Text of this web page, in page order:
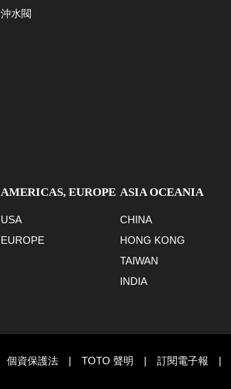
沖水閥
AMERICAS, EUROPE
USA
EUROPE
ASIA OCEANIA
CHINA
HONG KONG
TAIWAN
INDIA
個資保護法 | TOTO 聲明 | 訂閱電子報 |